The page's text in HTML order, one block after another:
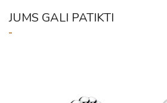
JUMS GALI PATIKTI